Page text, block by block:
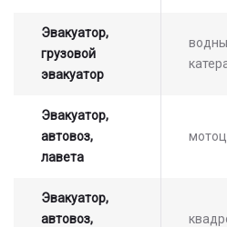
Эвакуатор,
грузовой
эвакуатор
Эвакуатор,
автовоз,
лавета
Эвакуатор,
автовоз,